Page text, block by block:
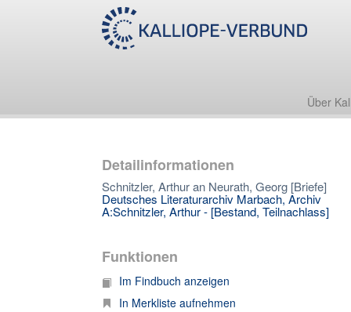
Über
Detailinformationen
Schnitzler, Arthur an Neurath, Georg [Briefe]
Deutsches Literaturarchiv Marbach, Archiv
A:Schnitzler, Arthur - [Bestand, Teilnachlass]
Funktionen
Im Findbuch anzeigen
In Merkliste aufnehmen